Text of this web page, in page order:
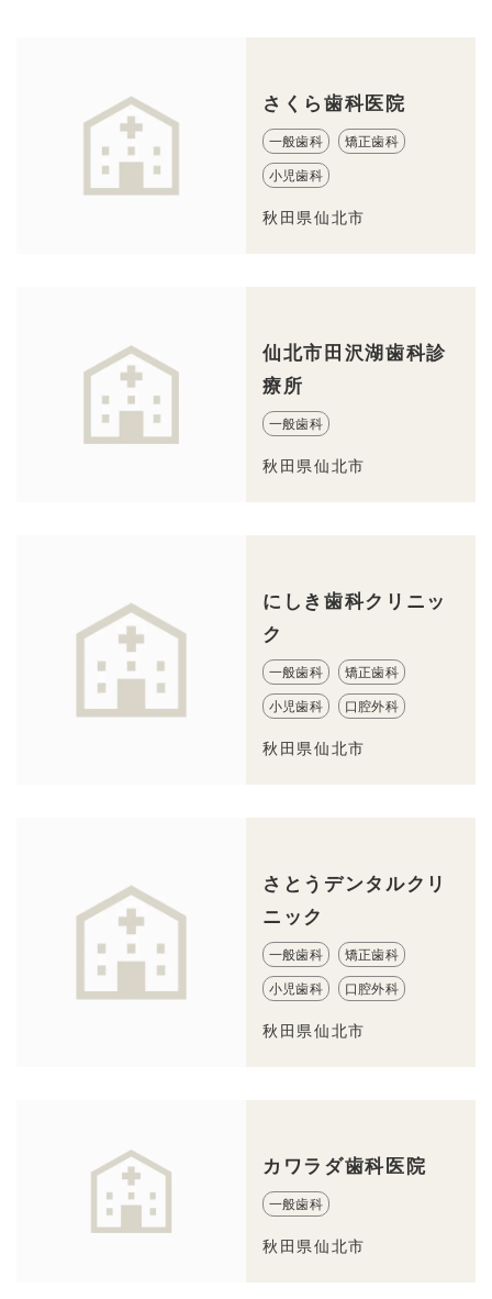
さくら歯科医院
一般歯科 矯正歯科
小児歯科
秋田県仙北市
仙北市田沢湖歯科診
療所
一般歯科
秋田県仙北市
にしき歯科クリニッ
ク
一般歯科 矯正歯科
小児歯科 口腔外科
秋田県仙北市
さとうデンタルクリ
ニック
一般歯科 矯正歯科
小児歯科 口腔外科
秋田県仙北市
カワラダ歯科医院
一般歯科
秋田県仙北市